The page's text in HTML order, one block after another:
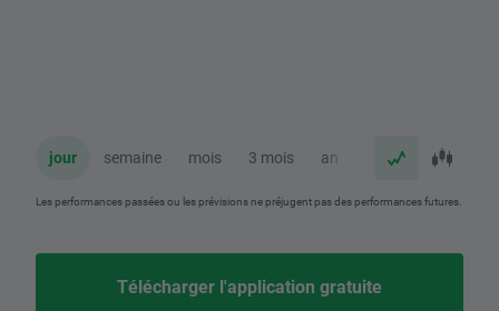
jour semaine mois 3 mois an
Les performances passées ou les prévisions ne préjugent pas des performances futures.
Télécharger l'application gratuite